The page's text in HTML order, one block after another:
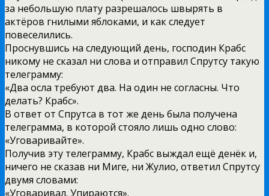
за небольшую плату разрешалось швырять в
актёров гнилыми яблоками, и как следует
повеселились.
Проснувшись на следующий день, господин Крабс
никому не сказал ни слова и отправил Спрутсу такую
телеграмму:
«Два осла требуют два. На один не согласны. Что
делать? Крабс».
В ответ от Спрутса в тот же день была получена
телеграмма, в которой стояло лишь одно слово:
«Уговаривайте».
Получив эту телеграмму, Крабс выждал ещё денёк и,
ничего не сказав ни Миге, ни Жулио, ответил Спрутсу
двумя словами:
«Уговаривал. Упираются».